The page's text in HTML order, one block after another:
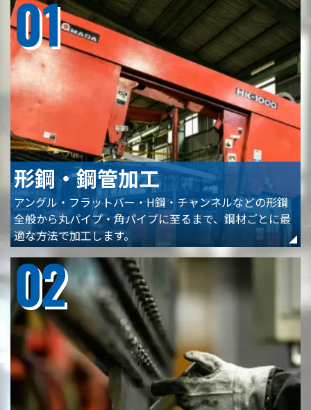
01
形鋼・鋼管加工
アングル・フラットバー・H鋼・チャンネルなどの形鋼
全般から丸パイプ・角パイプに至るまで、鋼材ごとに最
適な方法で加工します。
02